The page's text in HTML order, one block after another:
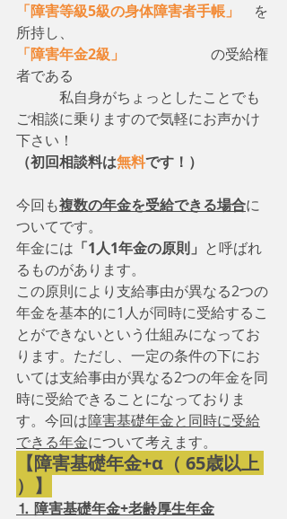
「障害等級5級の身体障害者手帳」
を
所持し、
「障害年金2級」
の受給権
者である
私自身がちょっとしたことでも
ご相談に乗りますので気軽にお声かけ
下さい！
（初回相談料は無料です！）
今回も複数の年金を受給できる場合に
ついてです。
年金には 「1人1年金の原則」 と呼ばれ
るものがあります。
この原則により支給事由が異なる2つの
年金を基本的に1人が同時に受給するこ
とができないという仕組みになってお
ります。ただし、一定の条件の下にお
いては支給事由が異なる2つの年金を同
時に受給できることになっておりま
す。今回は障害基礎年金と同時に受給
できる年金について考えます。
【障害基礎年金+α（ 65歳以上
）】
⒈ 障害基礎年金+老齢厚生年金